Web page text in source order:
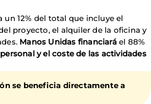
un 12% del total que incluye el
proyecto, el alquiler de la oficina y
Manos Unidas financiaráel 88%
y el coste de las actividades
se beneficia directamente a